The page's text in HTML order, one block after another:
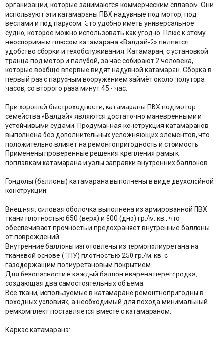
организации, которые занимаются коммерческим сплавом. Они
используют эти катамараны ПВХ надувные под мотор, под
вёслами и под парусом. Это удобно иметь универсальное
судно, которое можно использовать как угодно. Плюс к этому
неоспоримым плюсом катамарана «Валдай-2» является
удобство сборки и техобслуживания. Катамаран, с установкой
транца под мотор и палубой, за час собирают 2 человека,
которые вообще впервые видят надувной катамаран. Сборка в
первый раз с парусным вооружением займёт около полутора
часов, со второго раза минут 45 - час.
При хорошей быстроходности, катамараны ПВХ под мотор
семейства «Валдай» являются достаточно маневренными и
устойчивыми судами. Продуманная конструкция катамаранов
выполнена без дополнительных усложняющих элементов, что
положительно влияет на ремонтопригодность и стоимость.
Применены проверенные решения крепления рамы к
поплавкам катамарана и узлы заправки внутренних баллонов.
Гондолы (баллоны) катамарана выполнены в виде двухслойной
конструкции:
Внешняя, силовая оболочка выполнена из армированной ПВХ
ткани плотностью 650 (верх) и 900 (дно) гр./м. кв., что
обеспечивает прочность и предохраняет внутренние баллоны
от повреждений.
Внутренние баллоны изготовлены из термополиуретана на
тканевой основе (ТПУ) плотностью 250 гр./м. кв. с
газодержащим полиуретановым покрытием.
Для безопасности в каждый баллон вварена перегородка,
создающая два самостоятельных объема.
Все ткани, используемые в катамаране ремонтнопригодны в
походных условиях, а необходимый для похода минимальный
ремкомплект поставляется вместе с катамараном.
Каркас катамарана: